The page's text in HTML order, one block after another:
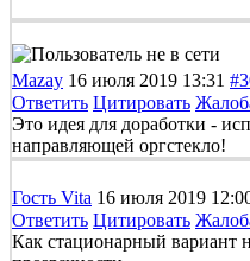
Mazay 16 июля 2019 13:31
Ответить Цитировать
Это идея для доработки -
направляющей оргстекло!
Гость Vita 16 июля 2019
Ответить Цитировать
Как стационарный вариант